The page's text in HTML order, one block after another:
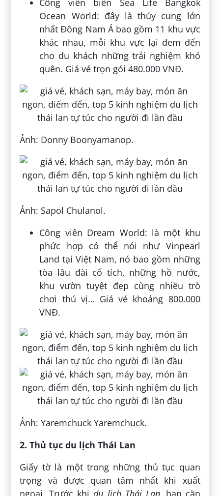
Ocean World: đây là thủy cung lớn
nhất Đông Nam Á bao gồm 11 khu vực
khác nhau, mỗi khu vực lại đem đến
cho du khách những trải nghiệm khó
quên. Giá vé trọn gói 480.000 VNĐ.
Ảnh: Donny Boonyamanop.
Ảnh: Sapol Chulanol.
Công viên Dream World: là một khu
phức hợp có thể nói như Vinpearl
Land tại Việt Nam, nó bao gồm những
tòa lâu đài cổ tích, những hồ nước,
khu vườn tuyệt đẹp cùng nhiều trò
chơi thú vị… Giá vé khoảng 800.000
VNĐ.
Ảnh: Yaremchuck Yaremchuck.
2. Thủ tục du lịch Thái Lan
Giấy tờ là một trong những thủ tục quan
trọng và được quan tâm nhất khi xuất
ngoại. Trước khi du lịch Thái Lan, bạn cần